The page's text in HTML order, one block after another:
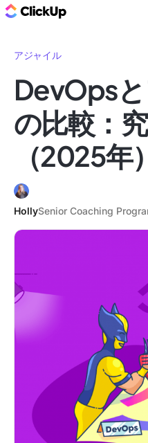
アジャイル
DevOps
の比較：
（2025年）
HollySenior Coaching